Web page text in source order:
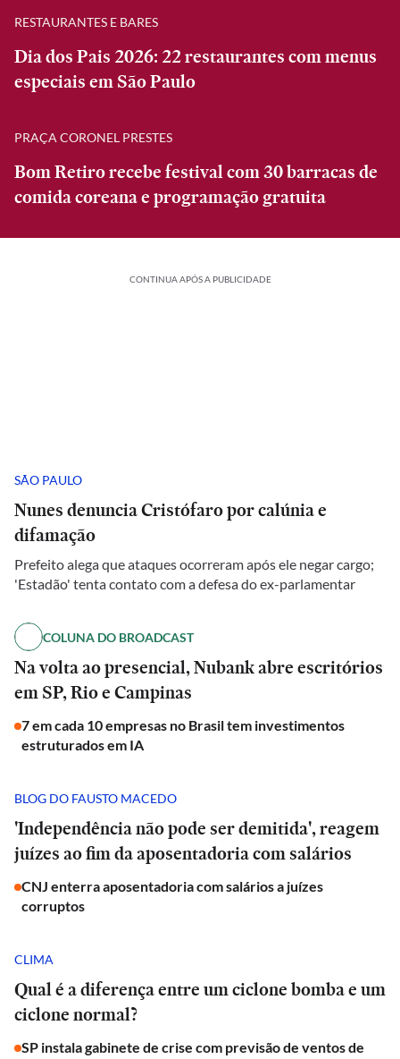
RESTAURANTES E BARES
Dia dos Pais 2026: 22 restaurantes com menus
especiais em São Paulo
PRAÇA CORONEL PRESTES
Bom Retiro recebe festival com 30 barracas de
comida coreana e programação gratuita
CONTINUA APÓS A PUBLICIDADE
SÃO PAULO
Nunes denuncia Cristófaro por calúnia e
difamação
Prefeito alega que ataques ocorreram após ele negar cargo;
'Estadão' tenta contato com a defesa do ex-parlamentar
COLUNA DO BROADCAST
Na volta ao presencial, Nubank abre escritórios
em SP, Rio e Campinas
7 em cada 10 empresas no Brasil tem investimentos
estruturados em IA
BLOG DO FAUSTO MACEDO
'Independência não pode ser demitida', reagem
juízes ao fim da aposentadoria com salários
CNJ enterra aposentadoria com salários a juízes
corruptos
CLIMA
Qual é a diferença entre um ciclone bomba e um
ciclone normal?
SP instala gabinete de crise com previsão de ventos de